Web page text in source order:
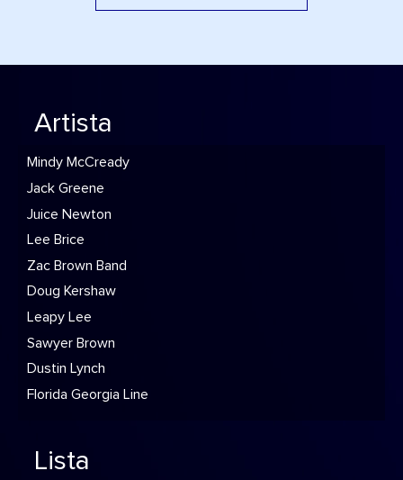
Artista
Mindy McCready
Jack Greene
Juice Newton
Lee Brice
Zac Brown Band
Doug Kershaw
Leapy Lee
Sawyer Brown
Dustin Lynch
Florida Georgia Line
Lista